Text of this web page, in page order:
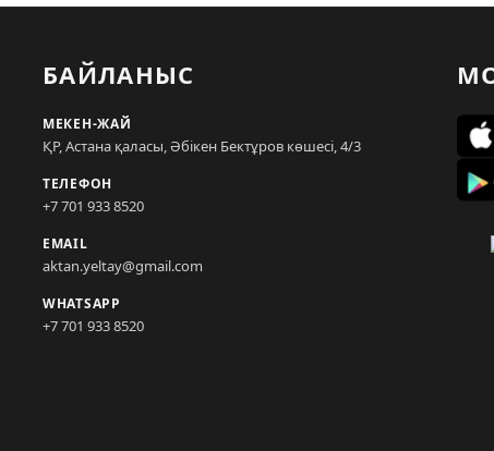
БАЙЛАНЫС
МЕКЕН-ЖАЙ
ҚР, Астана қаласы, Әбікен Бектұров көшесі, 4/3
ТЕЛЕФОН
+7 701 933 8520
EMAIL
aktan.yeltay@gmail.com
WHATSAPP
+7 701 933 8520